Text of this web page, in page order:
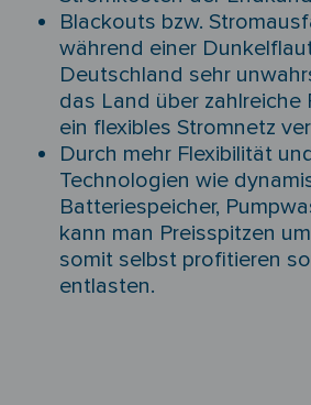
Blackouts bzw.
während einer
Deutschland sehr
das Land über zahlreiche
ein flexibles Stromnetz
Durch mehr Flexibilität
Technologien wie
Batteriespeicher,
kann man Preisspitzen
somit selbst profitieren
entlasten.